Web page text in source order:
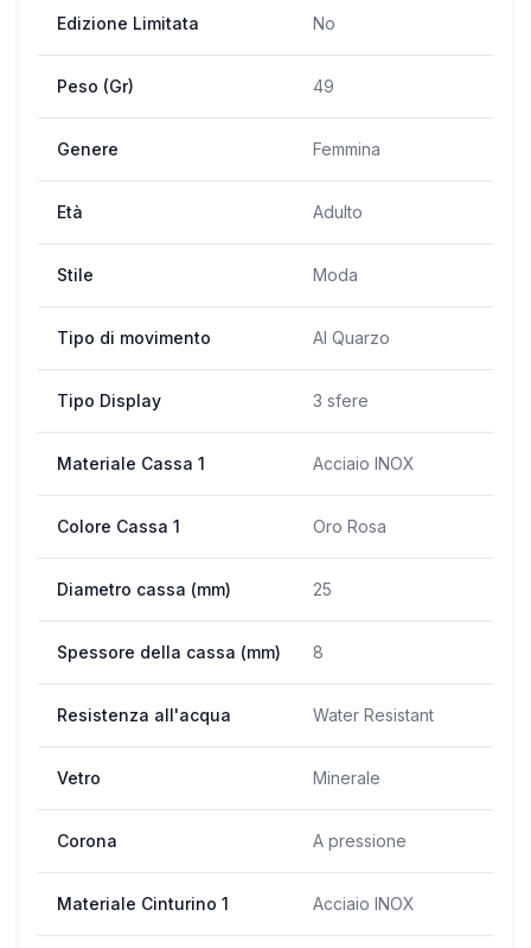
Edizione Limitata No
Peso (Gr) 49
Genere Femmina
Età Adulto
Stile Moda
Tipo di movimento Al Quarzo
Tipo Display 3 sfere
Materiale Cassa 1 Acciaio INOX
Colore Cassa 1 Oro Rosa
Diametro cassa (mm) 25
Spessore della cassa (mm) 8
Resistenza all'acqua Water Resistant
Vetro Minerale
Corona A pressione
Materiale Cinturino 1 Acciaio INOX